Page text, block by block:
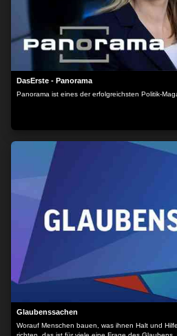
DasErste - Panorama
Panorama ist eines der erfolgreichsten Politik-
Glaubenssachen
Worauf Menschen bauen, was ihnen Halt und